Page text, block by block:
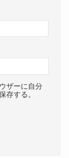
ザーに自分
存する。